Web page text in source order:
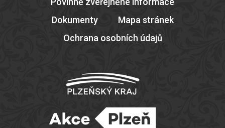
Dokumenty
Mapa stránek
Ochrana osobních údajů